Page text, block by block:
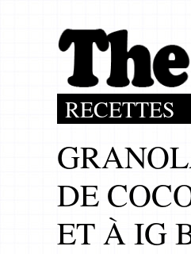
RECETTES
DE
ET À IG